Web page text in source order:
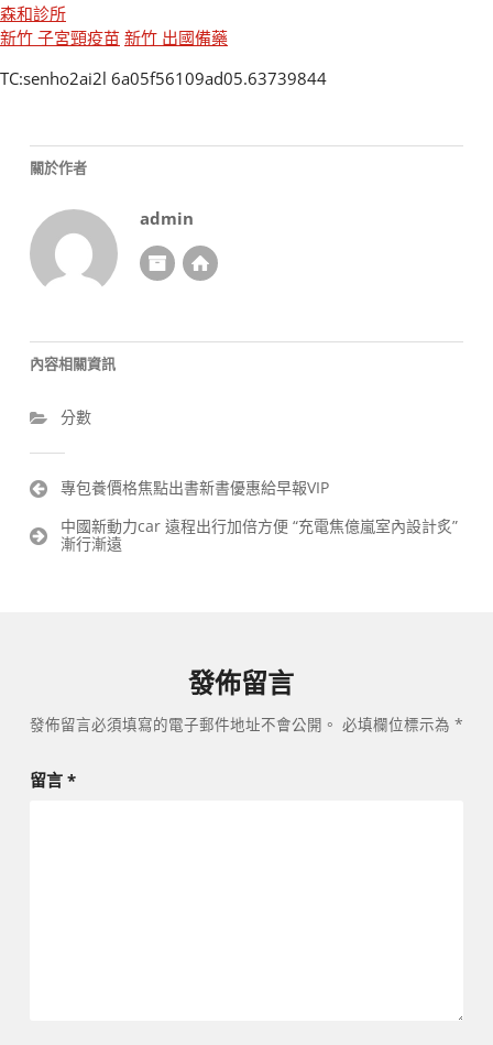
森和診所
新竹 子宮頸疫苗 新竹 出國備藥
TC:senho2ai2l 6a05f56109ad05.63739844
關於作者
admin
內容相關資訊
分數
文
導
專包養價格焦點出書新書優惠給早報VIP
中國新動力car 遠程出行加倍方便 “充電焦億嵐室內設計炙”
漸行漸遠
發佈留言
發佈留言必須填寫的電子郵件地址不會公開。 必填欄位標示為 *
留言 *